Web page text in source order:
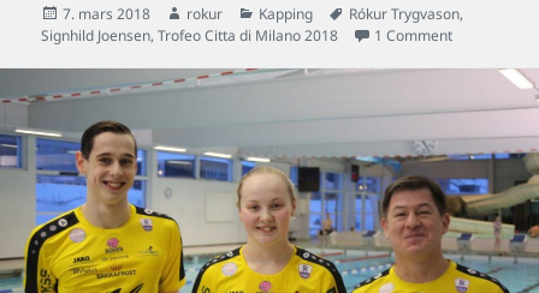
Posted
on
7. mars 2018 Author
rokur Categories
Kapping Tags
Rókur Trygvason,
Signhild Joensen,Trofeo Citta di Milano 2018 1 Commenton